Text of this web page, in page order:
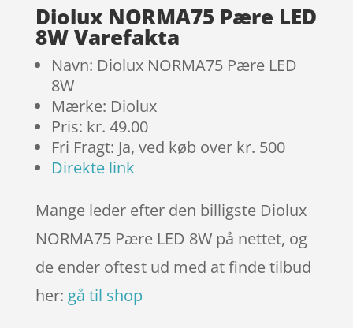
mmelser
Diolux NORMA75 Pære LED
8W Varefakta
Navn: Diolux NORMA75 Pære LED
8W
Mærke: Diolux
Pris: kr. 49.00
Fri Fragt: Ja, ved køb over kr. 500
Direkte link
Mange leder efter den billigste Diolux
NORMA75 Pære LED 8W på nettet, og
de ender oftest ud med at finde tilbud
her: gå til shop